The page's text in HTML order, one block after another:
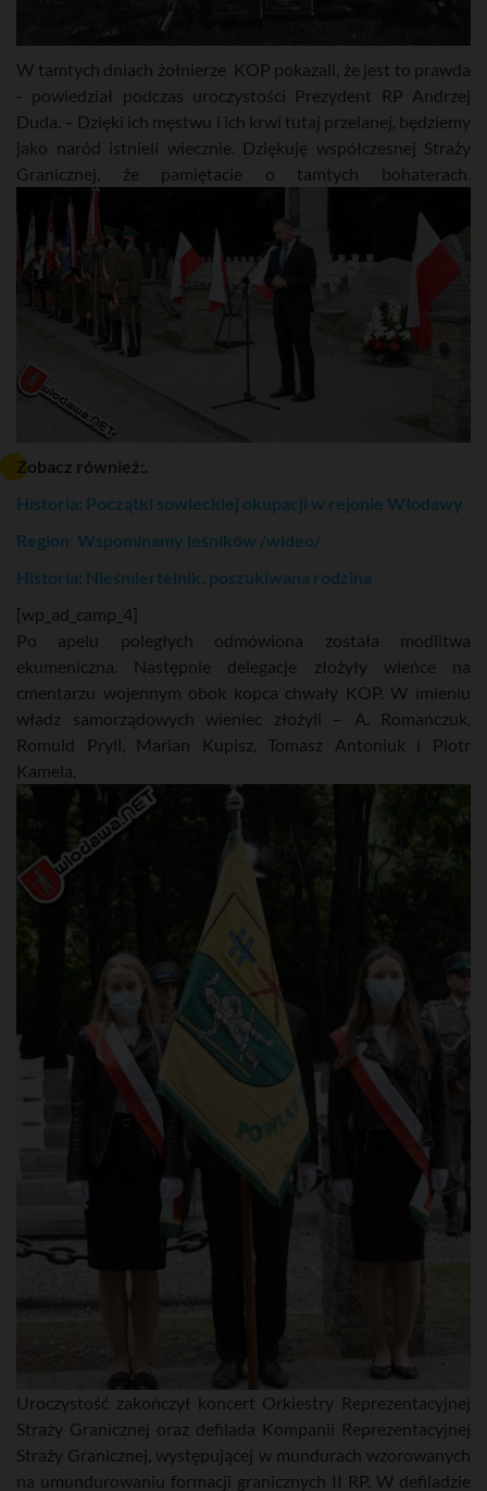
W tamtych dniach żołnierze KOP pokazali, że jest to prawda
- powiedział podczas uroczystości Prezydent RP Andrzej
Duda. – Dzięki ich męstwu i ich krwi tutaj przelanej, będziemy
jako naród istnieli wiecznie. Dziękuję współczesnej Straży
Granicznej, że pamiętacie o tamtych bohaterach.
Zobacz również:.
Historia: Początki sowieckiej okupacji w rejonie Włodawy
Region: Wspominamy leśników /wideo/
Historia: Nieśmiertelnik, poszukiwana rodzina
[wp_ad_camp_4]
Po apelu poległych odmówiona została modlitwa
ekumeniczna. Następnie delegacje złożyły wieńce na
cmentarzu wojennym obok kopca chwały KOP. W imieniu
władz samorządowych wieniec złożyli – A. Romańczuk,
Romuld Pryll, Marian Kupisz, Tomasz Antoniuk i Piotr
Kamela.
Uroczystość zakończył koncert Orkiestry Reprezentacyjnej
Straży Granicznej oraz defilada Kompanii Reprezentacyjnej
Straży Granicznej, występującej w mundurach wzorowanych
na umundurowaniu formacji granicznych II RP. W defiladzie